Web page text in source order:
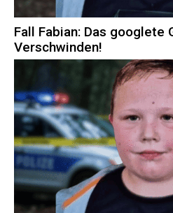
Fall Fabian: Das googlete
Verschwinden!